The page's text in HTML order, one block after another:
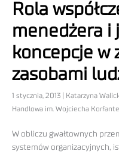
Rola
menedżera i
koncepcje w
zasobami
1 stycznia, 2013 | Katarzyna
Handlowa im. Wojciecha
W obliczu gwałtownych
systemów organizacyjnych,